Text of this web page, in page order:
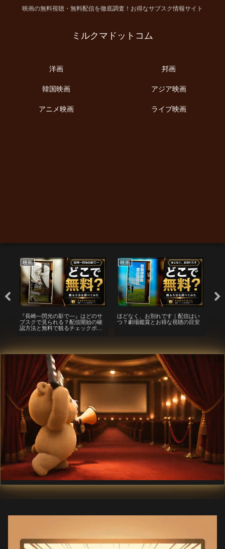
映画の無料視聴・無料配信を徹底調査！お得なサブスク情報サイト
ミルクマドットコム
洋画 邦画
韓国映画 アジア映画
アニメ映画 ライブ映画
映画
『長崎―閃光の影で―』はどのサ
ブスクで見られる？配信開始の確
認方法と無料で観るチェックポイ
映画
ほどなく、お別れです｜配信はい
つ？劇場鑑賞とお得な視聴の目安